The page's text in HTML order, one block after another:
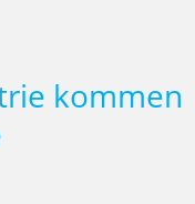
kommen